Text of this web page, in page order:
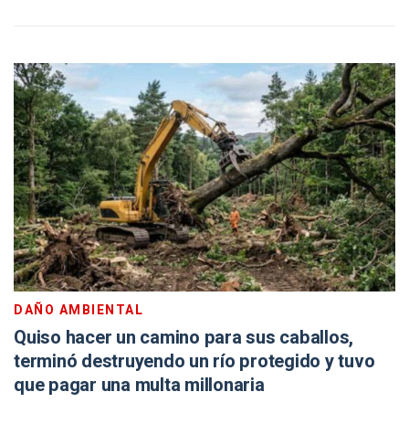
DAÑO AMBIENTAL
Quiso hacer un camino para sus caballos,
terminó destruyendo un río protegido y tuvo
que pagar una multa millonaria